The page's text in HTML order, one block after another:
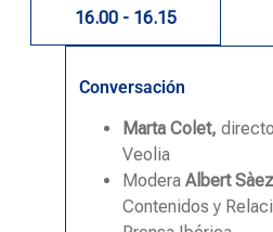
16.00 - 16.15
Conversación
Marta Colet,
Veolia
Modera Albert
Contenidos y